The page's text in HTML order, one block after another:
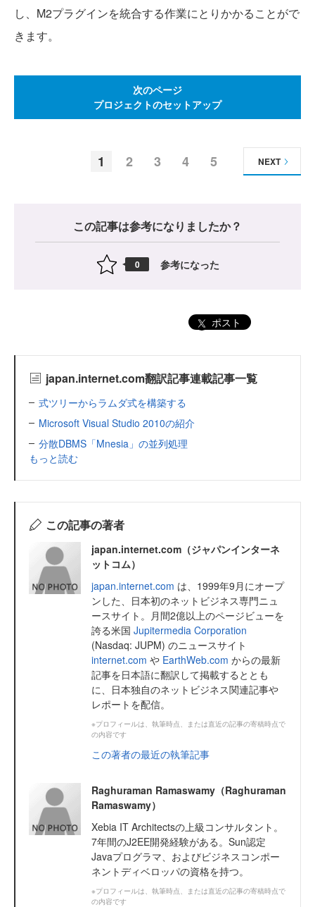
し、M2プラグインを統合する作業にとりかかることがで
きます。
次のページ
プロジェクトのセットアップ
1 2 3 4 5 NEXT
この記事は参考になりましたか？
0 参考になった
ポスト
japan.internet.com翻訳記事連載記事一覧
式ツリーからラムダ式を構築する
Microsoft Visual Studio 2010の紹介
分散DBMS「Mnesia」の並列処理
もっと読む
この記事の著者
japan.internet.com（ジャパンインターネ
ットコム）
japan.internet.com は、1999年9月にオープ
ンした、日本初のネットビジネス専門ニュ
ースサイト。月間2億以上のページビューを
誇る米国 Jupitermedia Corporation
(Nasdaq: JUPM) のニュースサイト
internet.com や EarthWeb.com からの最新
記事を日本語に翻訳して掲載するととも
に、日本独自のネットビジネス関連記事や
レポートを配信。
※プロフィールは、執筆時点、または直近の記事の寄稿時点で
の内容です
この著者の最近の執筆記事
Raghuraman Ramaswamy（Raghuraman
Ramaswamy）
Xebia IT Architectsの上級コンサルタント。
7年間のJ2EE開発経験がある。Sun認定
Javaプログラマ、およびビジネスコンポー
ネントディベロッパの資格を持つ。
※プロフィールは、執筆時点、または直近の記事の寄稿時点で
の内容です